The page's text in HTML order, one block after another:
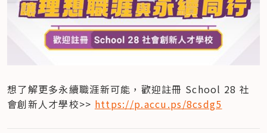
想了解更多永續職涯新可能，歡迎註冊 School 28 社
會創新人才學校>> https://p.accu.ps/8csdg5